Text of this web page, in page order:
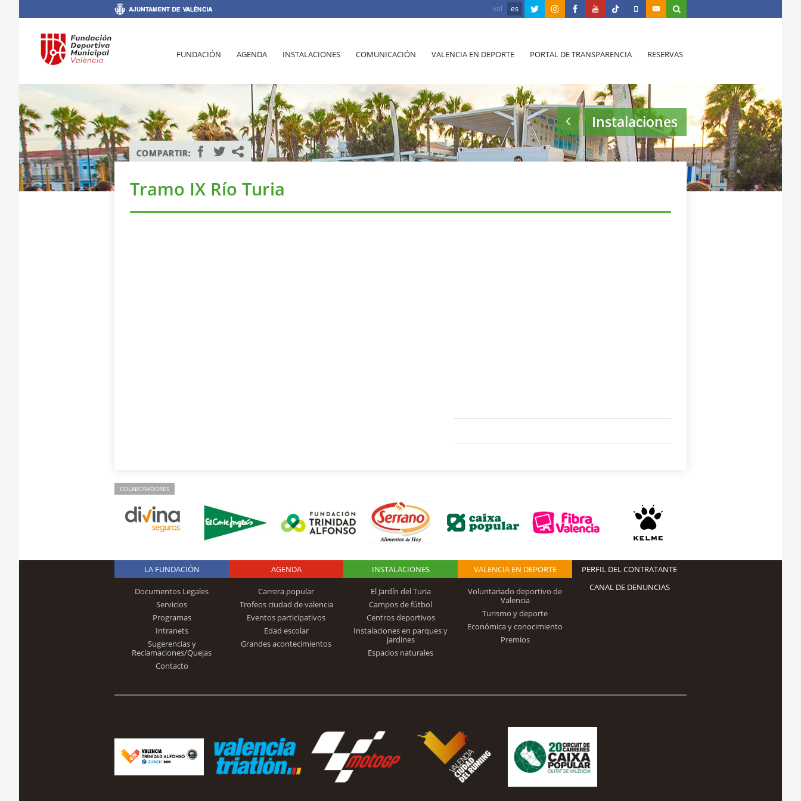
val es
FUNDACIÓN AGENDA INSTALACIONES COMUNICACIÓN VALENCIA EN DEPORTE PORTAL DE TRANSPARENCIA RESERVAS
Instalaciones
Tramo IX Río Turia
COLABORADORES
Logo Fundación
Trinidad Alfonso
LA FUNDACIÓN
Documentos Legales
Servicios
Programas
Intranets
Sugerencias y
Reclamaciones/Quejas
Contacto
AGENDA
Carrera popular
Trofeos ciudad de valencia
Eventos participativos
Edad escolar
Grandes acontecimientos
INSTALACIONES
El Jardín del Turia
Campos de fútbol
Centros deportivos
Instalaciones en parques y
jardines
Espacios naturales
VALENCIA EN DEPORTE
Voluntariado deportivo de
Valencia
Turismo y deporte
Económica y conocimiento
Premios
PERFIL DEL CONTRATANTE
CANAL DE DENUNCIAS